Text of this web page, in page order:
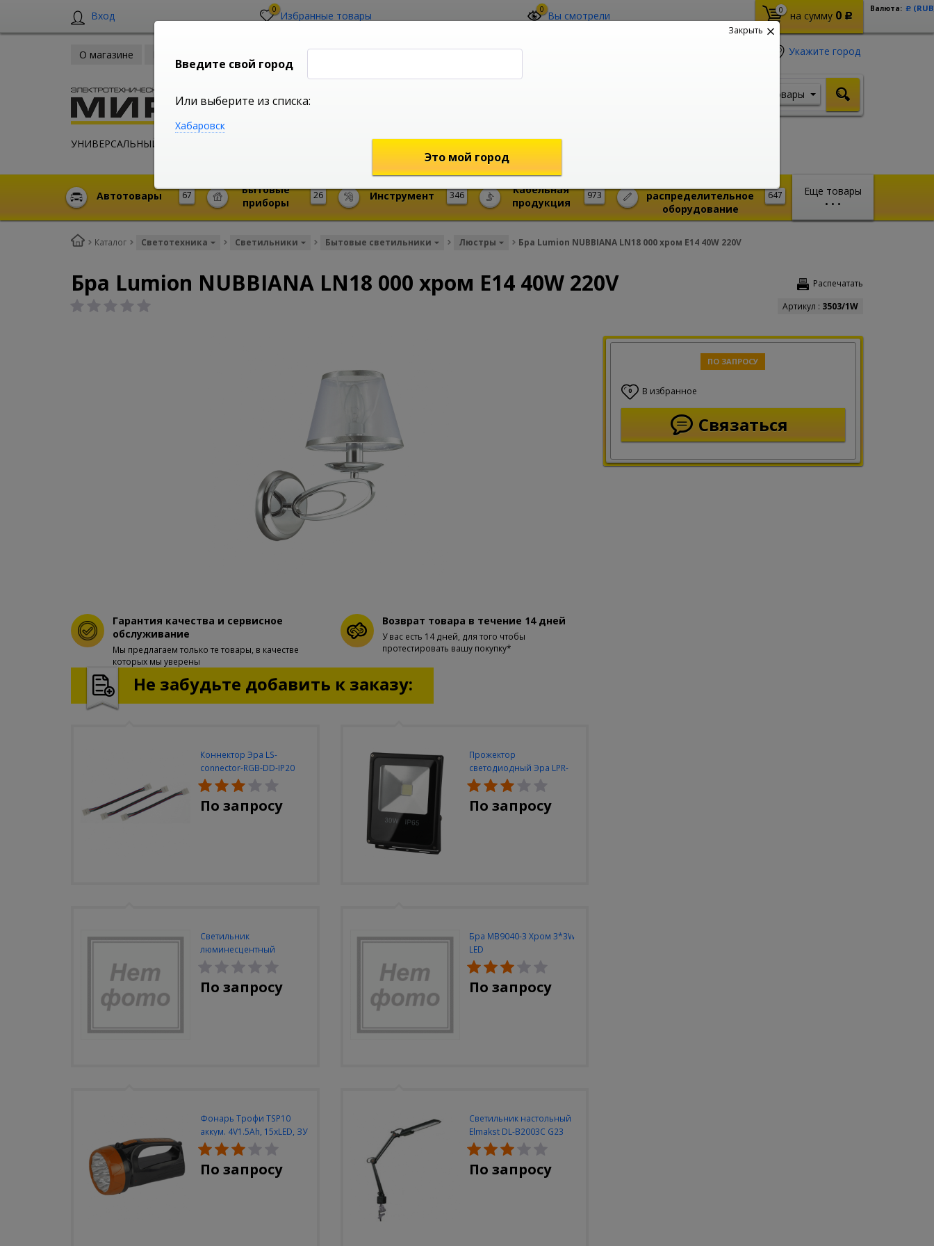
Вход 0 Избранные товары 0 Вы смотрели 0 на сумму 0 Р
Валюта: Р
О магазине
УНИВЕРСАЛЬНЫЙ ИНТЕРНЕТ МАГАЗИН
Укажите город
shop@mireks.ru
Товары
Еще товары
• • •
67
Автотовары 26
Бытовые
приборы
346
Инструмент 973
Кабельная
продукция
647
распределительное
оборудование
Каталог Светотехника Светильники Бытовые светильники Люстры Бра Lumion NUBBIANA LN18 000 хром E14 40W 220V
Распечатать
Бра Lumion NUBBIANA LN18 000 хром E14 40W 220V
Артикул : 3503/1W
ПО ЗАПРОСУ
0 В избранное
Связаться
Гарантия качества и сервисное
обслуживание
Мы предлагаем только те товары, в качестве
которых мы уверены
Возврат товара в течение 14 дней
У вас есть 14 дней, для того чтобы
протестировать вашу покупку*
Не забудьте добавить к заказу:
Коннектор Эра LS-
connector-RGB-DD-IP20
(3шт/уп)
По запросу
Прожектор
светодиодный Эра LPR-
30W-6500K-M
По запросу
Светильник
люминесцентный
Navigator NEL-A2-E130-T4-
840/WH
По запросу
Бра MB9040-3 Хром 3*3W
LED
По запросу
Фонарь Трофи TSP10
аккум. 4V1.5Ah, 15xLED, ЗУ
вилка 220V
По запросу
Светильник настольный
Elmakst DL-B2003C G23
черный струбцина
По запросу
Закрыть
Введите свой город
Или выберите из списка:
Хабаровск
Это мой город